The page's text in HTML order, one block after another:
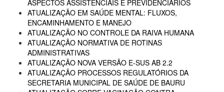
ASPECTOS ASSISTENCIAIS E PREVIDENCIÁRIOS
ATUALIZAÇÃO EM SAÚDE MENTAL: FLUXOS,
ENCAMINHAMENTO E MANEJO
ATUALIZAÇÃO NO CONTROLE DA RAIVA HUMANA
ATUALIZAÇÃO NORMATIVA DE ROTINAS
ADMINISTRATIVAS
ATUALIZAÇÃO NOVA VERSÃO E-SUS AB 2.2
ATUALIZAÇÃO PROCESSOS REGULATÓRIOS DA
SECRETARIA MUNICIPAL DE SAÚDE DE BAURU